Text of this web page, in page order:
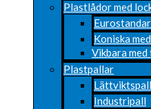
Plastlådor med
Koniska
Vikbara
Plastpallar
Industripall